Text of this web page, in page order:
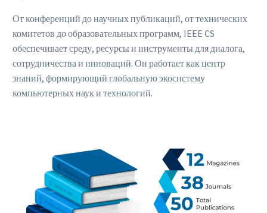
От конференций до научных публикаций, от технических
комитетов до образовательных программ, IEEE CS
обеспечивает среду, ресурсы и инструменты для диалога,
сотрудничества и инноваций. Он работает как центр
знаний, формирующий глобальную экосистему
компьютерных наук и технологий.